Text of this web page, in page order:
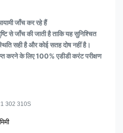
जाँच कर रहे हैं
से जाँच की जाती है ताकि यह सुनिश्चित
सही है और कोई सतह दोष नहीं है।
करने के लिए 100% एडीडी करंट परीक्षण
302 310S